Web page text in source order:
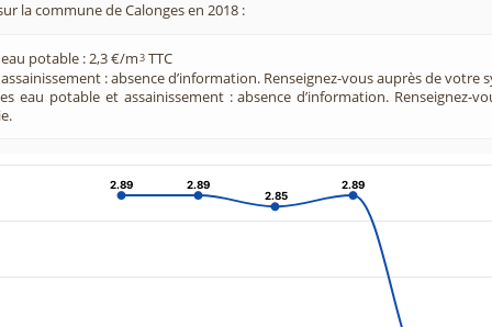
la commune de Calonges en 2018 :
potable : 2,3 €/m3 TTC
: absence d’information. Renseignez-vous auprès de votre
eau potable et assainissement : absence d’information. Renseignez-
2.89
2.89 2.89
2.89
2.85
2.85
2.89
2.89